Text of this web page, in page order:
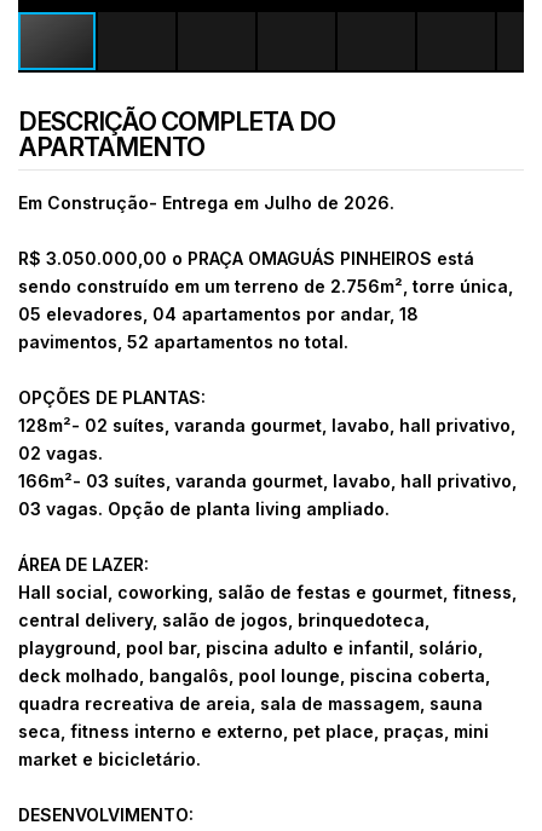
DESCRIÇÃO COMPLETA DO
APARTAMENTO
Em Construção- Entrega em Julho de 2026.
R$ 3.050.000,00 o PRAÇA OMAGUÁS PINHEIROS está
sendo construído em um terreno de 2.756m², torre única,
05 elevadores, 04 apartamentos por andar, 18
pavimentos, 52 apartamentos no total.
OPÇÕES DE PLANTAS:
128m²- 02 suítes, varanda gourmet, lavabo, hall privativo,
02 vagas.
166m²- 03 suítes, varanda gourmet, lavabo, hall privativo,
03 vagas. Opção de planta living ampliado.
ÁREA DE LAZER:
Hall social, coworking, salão de festas e gourmet, fitness,
central delivery, salão de jogos, brinquedoteca,
playground, pool bar, piscina adulto e infantil, solário,
deck molhado, bangalôs, pool lounge, piscina coberta,
quadra recreativa de areia, sala de massagem, sauna
seca, fitness interno e externo, pet place, praças, mini
market e bicicletário.
DESENVOLVIMENTO: